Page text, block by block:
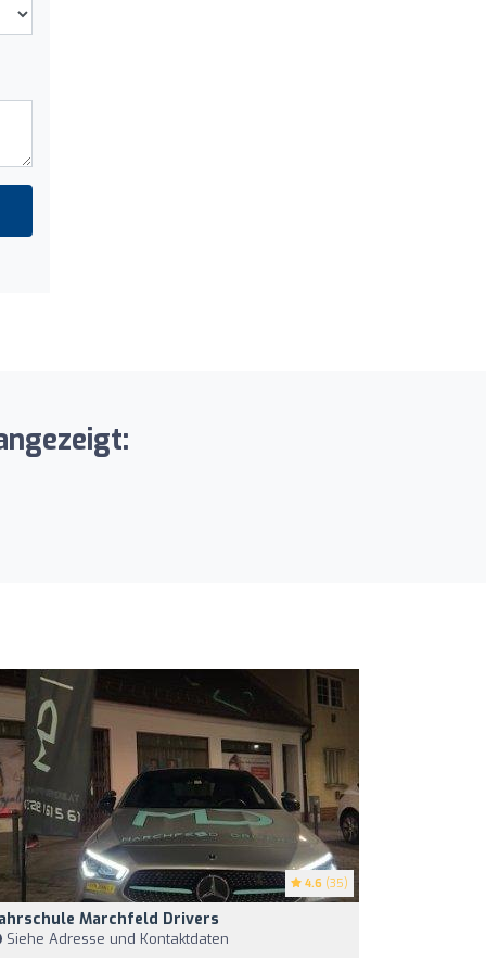
4.6 (35)
Marchfeld Drivers
Siehe Adresse und Kontaktdaten